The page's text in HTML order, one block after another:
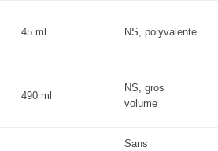
45 ml NS, polyvalente
490 ml
NS, gros
volume
Sans